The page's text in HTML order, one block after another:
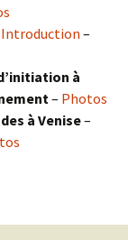
Introduction –
à
– Photos
à Venise–